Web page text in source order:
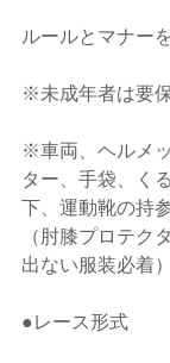
ルールとマナー
※未成年者は要
※車両、ヘルメ
ター、手袋、く
下、運動靴の持
（肘膝プロテク
出ない服装必着）
●レース形式